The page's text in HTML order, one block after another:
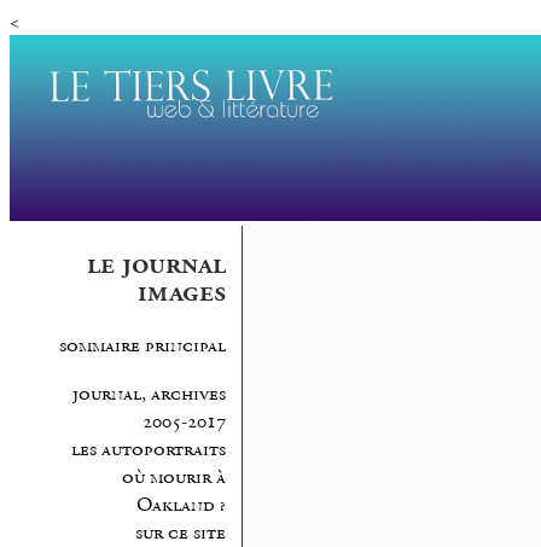
<
le journal
images
sommaire principal
journal, archives
2005-2017
les autoportraits
où mourir à
Oakland ?
sur ce site